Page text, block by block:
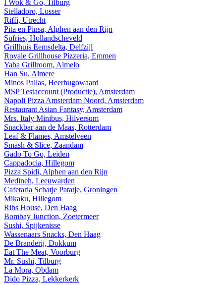
I Wok & Go, Tilburg
Stelladoro, Losser
Riffi, Utrecht
Pita en Pinsa, Alphen aan den Rijn
Sufries, Hollandscheveld
Grillhuis Eemsdelta, Delfzijl
Royale Grillhouse Pizzeria, Emmen
Yaba Grillroom, Almelo
Han Su, Almere
Minos Pallas, Heerhugowaard
MSP Testaccount (Productie), Amsterdam
Napoli Pizza Amsterdam Noord, Amsterdam
Restaurant Asian Fantasy, Amsterdam
Mrs. Italy Minibus, Hilversum
Snackbar aan de Maas, Rotterdam
Leaf & Flames, Amstelveen
Smash & Slice, Zaandam
Gado To Go, Leiden
Cappadocia, Hillegom
Pizza Spidi, Alphen aan den Rijn
Medineh, Leeuwarden
Cafetaria Schatje Patatje, Groningen
Mikaku, Hillegom
Ribs House, Den Haag
Bombay Junction, Zoetermeer
Sushi, Spijkenisse
Wassenaars Snacks, Den Haag
De Branderij, Dokkum
Eat The Meat, Voorburg
Mr. Sushi, Tilburg
La Mora, Obdam
Dido Pizza, Lekkerkerk